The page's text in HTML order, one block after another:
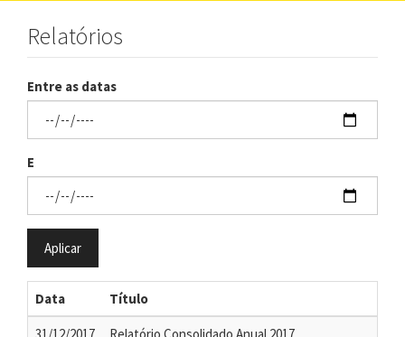
Relatórios
Entre as datas
E
Aplicar
Data Título